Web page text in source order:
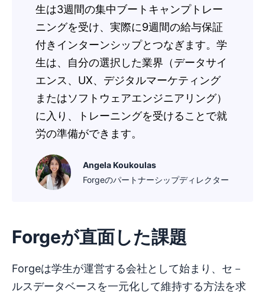
生は3週間の集中ブートキャンプトレー
ニングを受け、実際に9週間の給与保証
付きインターンシップとつなぎます。学
生は、自分の選択した業界（データサイ
エンス、UX、デジタルマーケティング
またはソフトウェアエンジニアリング）
に入り、トレーニングを受けることで就
労の準備ができます。
Angela Koukoulas
Forgeのパートナーシップディレクター
Forgeが直面した課題
Forgeは学生が運営する会社として始まり、セ－
ルスデータベースを一元化して維持する方法を求